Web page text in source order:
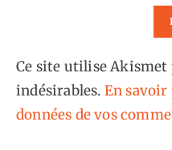
Ce site utilise
indésirables. En savoir
données de vos